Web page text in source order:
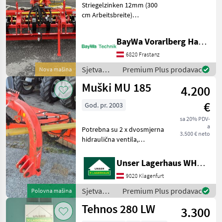
Nova mašina
Striegelzinken 12mm (300
cm Arbeitsbreite)
Zahnwalze 550mm (300 cm
Arbeitsbreite) Gefedertes
Einebnungsblech
Warntafeln mit LED Be
BayWa Vorarlberg HandelsGmbH BayWa Technik
6820 Frastanz
Sjetva
(sijačice,
mulčeri,
i dr) / APV
Premium Plus prodavac
Polovna mašina
Muški MU 185
4.200
€
sa 20% PDV-
a
3.500 € neto
God. pr. 2003
Potrebna su 2 x dvosmjerna
hidraulična ventila,
vratilo. Prije putovanja,
nazovite nas kako biste
provjerili je li stroj koji vas
zanima trenu
Unser Lagerhaus WHG, Kärnten, Klagenfurt
9020 Klagenfurt
Sjetva
(sijačice,
mulčeri,
Premium Plus prodavac
Tehnos 280 LW
3.300